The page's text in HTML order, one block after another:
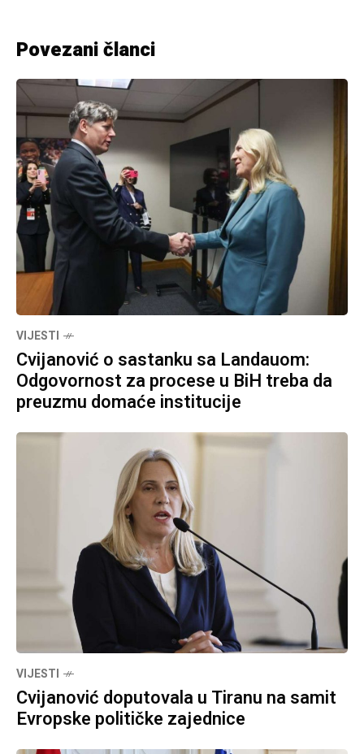
Povezani članci
VIJESTI
Cvijanović o sastanku sa Landauom:
Odgovornost za procese u BiH treba da
preuzmu domaće institucije
VIJESTI
Cvijanović doputovala u Tiranu na samit
Evropske političke zajednice